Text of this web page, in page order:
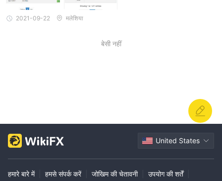
नियामित नहीं हैं।
Easy Markets द्वारा मेरे फंड और व्यक्तिगत जानकारी की सुरक्षा के लिए
इसमें दो स्तर के उच्च स्तर के फ़ायरवॉल सुरक्षा, एन्क्रिप्शन सिस्टम और दो अलग-अलग
2021-09-22 मलेशिया
बेसी नहीं
United States
हमारे बारे में हमसे संपर्क करें जोखिम की चेतावनी उपयोग की शर्तें